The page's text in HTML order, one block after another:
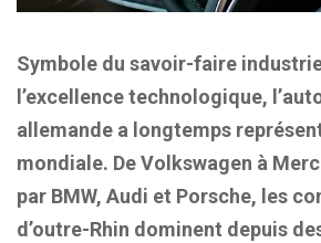
Symbole du savoir-faire
l’excellence technologique,
allemande a longtemps
mondiale. De Volkswagen à
par BMW, Audi et Porsche, les
d’outre-Rhin dominent depuis